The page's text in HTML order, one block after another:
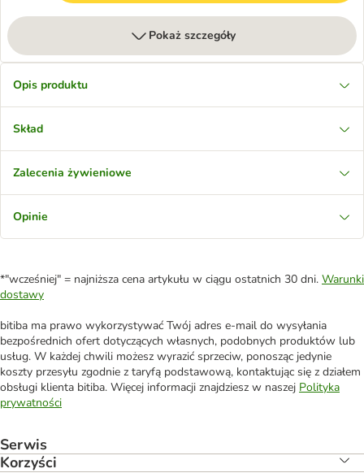
Pokaż szczegóły
Opis produktu
Skład
Zalecenia żywieniowe
Opinie
*"wcześniej" = najniższa cena artykułu w ciągu ostatnich 30 dni. Warunki
dostawy
bitiba ma prawo wykorzystywać Twój adres e-mail do wysyłania
bezpośrednich ofert dotyczących własnych, podobnych produktów lub
usług. W każdej chwili możesz wyrazić sprzeciw, ponosząc jedynie
koszty przesyłu zgodnie z taryfą podstawową, kontaktując się z działem
obsługi klienta bitiba. Więcej informacji znajdziesz w naszej Polityka
prywatności
Serwis
Korzyści